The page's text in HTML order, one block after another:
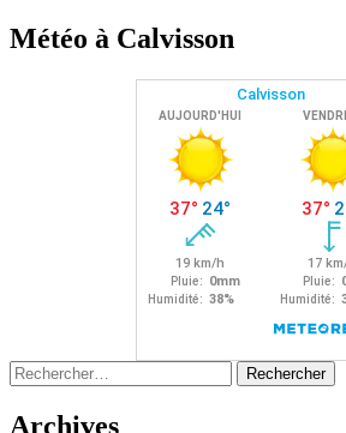
Météo à Calvisson
Rechercher :
Archives